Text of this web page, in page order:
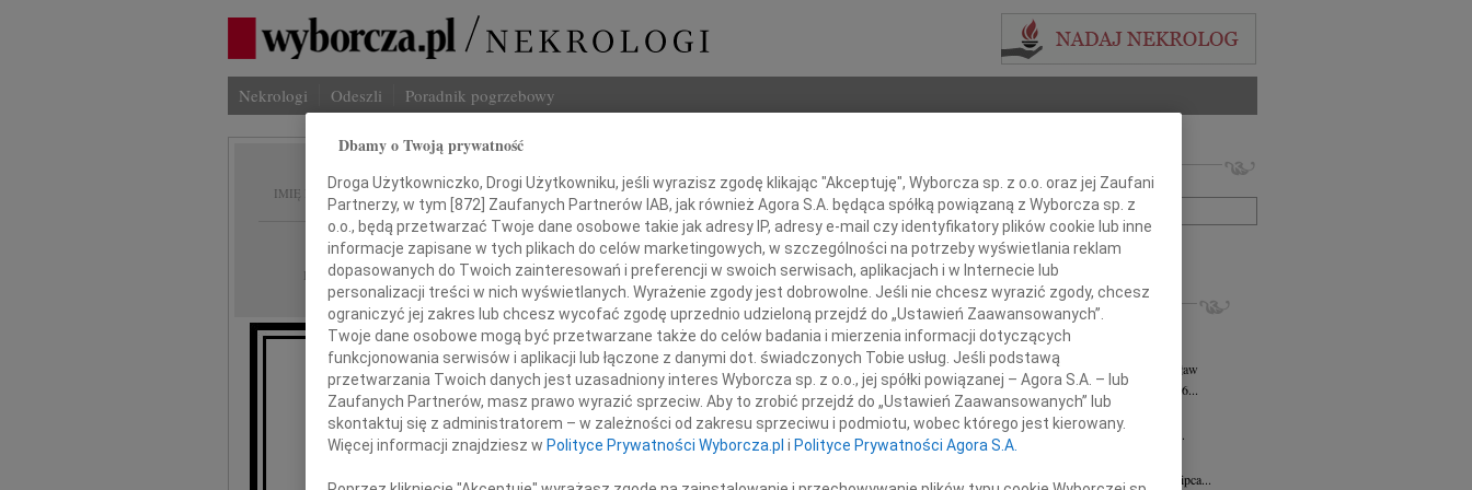
Nekrologi Odeszli Poradnik pogrzebowy
IMIĘ I NAZWISKO: Jacek Morawski
REGION: Wrocław
DATA EMISJI: 01.12.2020
Z głębokim żalem zawiadamiamy, że 19 listopada 2020 roku
zmarł nasz ukochany Mąż i Tato
Imię i nazwisko lub numer ogłoszenia:
+ szukanie zaawansowane
INNE NEKROLOGI
Hubert Mordawski 06.08.2026
Nie mów nic: już uleciałem w taką...
Halina Hanna Kościelniak
Wrocław
Halina Hanna Kościelniak Zmarła 30.06.2026...
Henryk Brutkowski 30.07.2026
Na zawsze pozostanie w naszych sercach Z...
Piotr Olichwer
Z głębokim żalem zawiadamiamy, że dnia 7 lipca...
Dbamy o Twoją prywatność
Droga Użytkowniczko, Drogi Użytkowniku, jeśli wyrazisz zgodę klikając "Akceptuję", Wyborcza sp. z o.o. oraz jej Zaufani
Partnerzy, w tym [872] Zaufanych Partnerów IAB, jak również Agora S.A. będąca spółką powiązaną z Wyborcza sp. z
o.o., będą przetwarzać Twoje dane osobowe takie jak adresy IP, adresy e-mail czy identyfikatory plików cookie lub inne
informacje zapisane w tych plikach do celów marketingowych, w szczególności na potrzeby wyświetlania reklam
dopasowanych do Twoich zainteresowań i preferencji w swoich serwisach, aplikacjach i w Internecie lub
personalizacji treści w nich wyświetlanych. Wyrażenie zgody jest dobrowolne. Jeśli nie chcesz wyrazić zgody, chcesz
ograniczyć jej zakres lub chcesz wycofać zgodę uprzednio udzieloną przejdź do „Ustawień Zaawansowanych”.
Twoje dane osobowe mogą być przetwarzane także do celów badania i mierzenia informacji dotyczących
funkcjonowania serwisów i aplikacji lub łączone z danymi dot. świadczonych Tobie usług. Jeśli podstawą
przetwarzania Twoich danych jest uzasadniony interes Wyborcza sp. z o.o., jej spółki powiązanej – Agora S.A. – lub
Zaufanych Partnerów, masz prawo wyrazić sprzeciw. Aby to zrobić przejdź do „Ustawień Zaawansowanych” lub
skontaktuj się z administratorem – w zależności od zakresu sprzeciwu i podmiotu, wobec którego jest kierowany.
Więcej informacji znajdziesz w Polityce Prywatności Wyborcza.pl i Polityce Prywatności Agora S.A.